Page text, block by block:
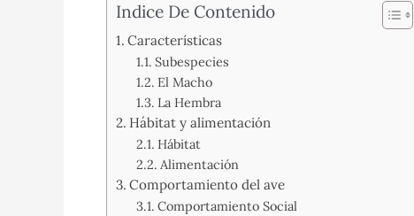
Indice De Contenido
Características
Subespecies
El Macho
La Hembra
Hábitat y alimentación
Hábitat
Alimentación
Comportamiento del ave
Comportamiento Social